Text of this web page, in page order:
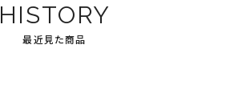
HISTORY
最近見た商品